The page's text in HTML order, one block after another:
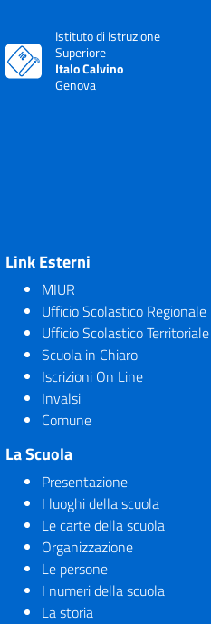
Istituto di Istruzione
Superiore
Italo Calvino
Genova
Link Esterni
MIUR
Ufficio Scolastico Regionale
Ufficio Scolastico Territoriale
Scuola in Chiaro
Iscrizioni On Line
Invalsi
Comune
La Scuola
Presentazione
I luoghi della scuola
Le carte della scuola
Organizzazione
Le persone
I numeri della scuola
La storia